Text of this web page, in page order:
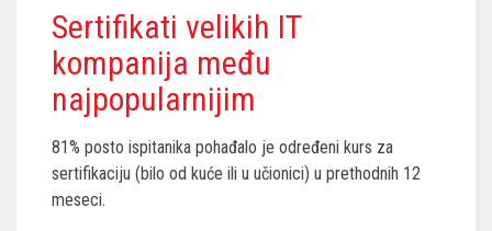
Sertifikati velikih IT
kompanija među
najpopularnijim
81% posto ispitanika pohađalo je određeni kurs za
sertifikaciju (bilo od kuće ili u učionici) u prethodnih 12
meseci.